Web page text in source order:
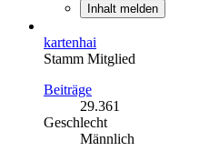
Inhalt melden
kartenhai
Stamm Mitglied
Beiträge
29.361
Geschlecht
Männlich